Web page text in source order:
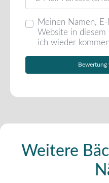
Meinen Namen,
Website in diesem
ich wieder
Weitere